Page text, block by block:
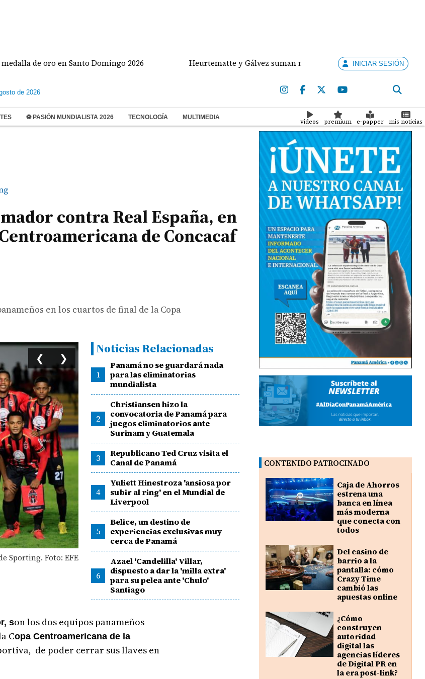
de oro en Santo Domingo 2026 Heurtematte y Gálvez suman medallas de plata y bronce para Panamá
INICIAR SESIÓN
de 2026
⚽ PASIÓN MUNDIALISTA 2026 TECNOLOGÍA MULTIMEDIA
videos premium e-papper mis noticias
contra Real España, en
de Concacaf
en los cuartos de final de la Copa
Sporting. Foto: EFE
❮ ❯
Noticias Relacionadas
1
Panamá no se guardará nada
para las eliminatorias
mundialista
2
Christiansen hizo la
convocatoria de Panamá para
juegos eliminatorios ante
Surinam y Guatemala
3
Republicano Ted Cruz visita el
Canal de Panamá
4
Yuliett Hinestroza 'ansiosa por
subir al ring' en el Mundial de
Liverpool
5
Belice, un destino de
experiencias exclusivas muy
cerca de Panamá
6
Azael 'Candelilla' Villar,
dispuesto a dar la 'milla extra'
para su pelea ante 'Chulo'
Santiago
son los dos equipos panameños
Copa Centroamericana de la
de poder cerrar sus llaves en
CONTENIDO PATROCINADO
Caja de Ahorros
estrena una
banca en línea
más moderna
que conecta con
todos
Del casino de
barrio a la
pantalla: cómo
Crazy Time
cambió las
apuestas online
¿Cómo
construyen
autoridad
digital las
agencias líderes
de Digital PR en
la era post-link?